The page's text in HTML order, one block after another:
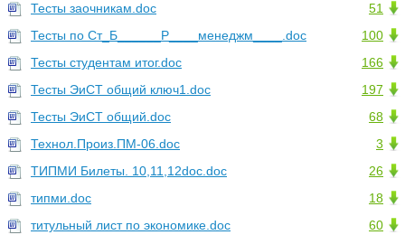
51
Тесты заочникам.doc
100
Тесты по Ст_Б______P____менеджм____.doc
166
Тесты студентам итог.doc
197
Тесты ЭиСТ общий ключ1.doc
68
Тесты ЭиСТ общий.doc
3
Технол.Произ.ПМ-06.doc
26
ТИПМИ Билеты. 10,11,12doc.doc
18
типми.doc
60
титульный лист по экономике.doc